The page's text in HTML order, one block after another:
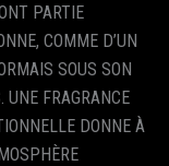
PARTIE
COMME D’UN
SOUS SON
. UNE FRAGRANCE
DONNE À